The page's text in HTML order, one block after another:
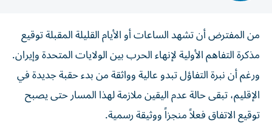
من المفترض أن تشهد الساعات أو الأيام القليلة المقبلة توقيع
مذكرة التفاهم الأولية لإنهاء الحرب بين الولايات المتحدة وإيران.
ورغم أن نبرة التفاؤل تبدو عالية وواثقة من بدء حقبة جديدة في
الإقليم، تبقى حالة عدم اليقين ملازمة لهذا المسار حتى يصبح
توقيع الاتفاق فعلاً منجزاً ووثيقة رسمية.